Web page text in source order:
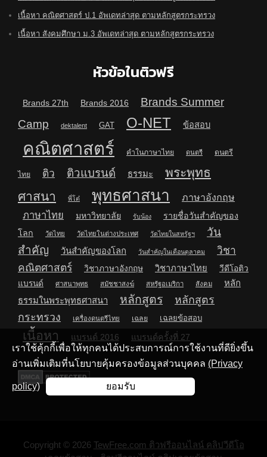
เนื้อหา คณิตศาสตร์ ป.1 อัพเดทล่าสุด ตามหลักสูตรกระทรวง
เนื้อหา สังคมศึกษา ม.3 อัพเดทล่าสุด ตามหลักสูตรกระทรวง
หัวข้อในติวฟรี
Brands 27th Brands 2016
Brands Summer
Camp
dektalent GAT O-NET ข้อสอบ
คณิตศาสตร์ คำในภาษาไทย ดนตรี ดนตรี
ไทย ติว ติวแบรนด์ ธรรมะ
พระพุทธ
ศาสนา
พี่โต๋ พุทธศาสนา ภาษาอังกฤษ
ภาษาไทย มหาวิทยาลัย รับน้อง
รายชื่อวันสำคัญของ
โลก
วัดไทย วัดไทยในต่างประเทศ วัดไทยในสหรัฐฯ
วัน
สำคัญ
วันสำคัญของโลก วันสำคัญในเดือนตุลาคม
วิชา
คณิตศาสตร์
วิชาภาษาอังกฤษ วิชาภาษาไทย
วีดีโอติว
แบรนด์
ศาสนาพุทธ สมัชชาสงฆ์ สหรัฐอเมริกา สังคม
หลัก
ธรรมในพระพุทธศาสนา
หลักสูตร
หลักสูตร
กระทรวง
เครื่องดนตรีไทย เฉลย เฉลยข้อสอบ
เนื้อหา แบรนด์ 2016 แบรนด์ครั้งที่ 27
เราใช้คุ้กกี้เพื่อให้ทุกคนได้ประสบการณ์การใช้งานที่ดียิ่งขึ้น
อ่านเพิ่มเติมที่นโยบายคุ้มครองข้อมูลส่วนบุคคล (Privacy
policy) ยอมรับ
Copyright © 2026 TewFree.com ติวฟรีออนไลน์ คลิปวีดีโอ